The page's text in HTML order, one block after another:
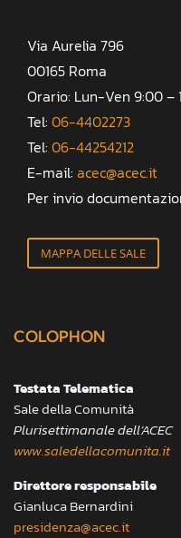
Via Aurelia 796
00165 Roma
Orario: Lun-Ven 9:00 –
Tel: 06-4402273
Tel: 06-44254212
E-mail: acec@acec.it
Per invio
MAPPA DELLE SALE
COLOPHON
Testata Telematica
Sale della Comunità
Plurisettimanale dell’ACEC
www.saledellacomunita.it
Direttore responsabile
Gianluca Bernardini
presidenza@acec.it